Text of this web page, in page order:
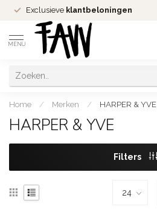
Exclusieve klantbeloningen
MENU
Home / Merken / HARPER & YVE
HARPER & YVE
Filters